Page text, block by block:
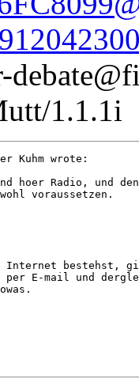
1.1.1i
Kuhm wrote:
hoer Radio, und
voraussetzen.
Internet bestehst,
per E-mail und